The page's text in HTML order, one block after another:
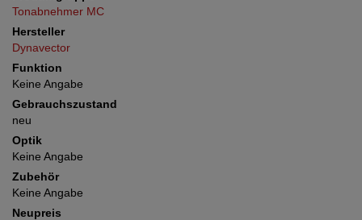
Tonabnehmer MC
Hersteller
Dynavector
Funktion
Keine Angabe
Gebrauchszustand
neu
Optik
Keine Angabe
Zubehör
Keine Angabe
Neupreis